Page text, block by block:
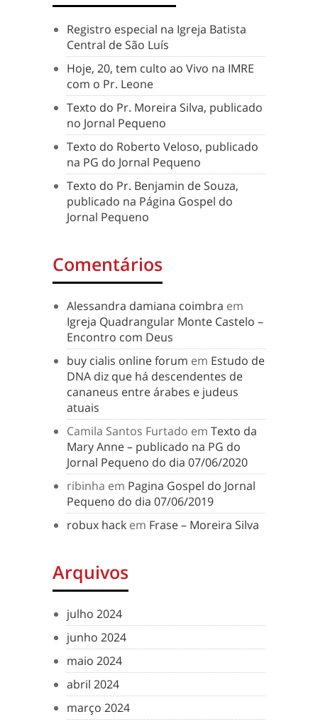
Registro especial na Igreja Batista
Central de São Luís
Hoje, 20, tem culto ao Vivo na IMRE
com o Pr. Leone
Texto do Pr. Moreira Silva, publicado
no Jornal Pequeno
Texto do Roberto Veloso, publicado
na PG do Jornal Pequeno
Texto do Pr. Benjamin de Souza,
publicado na Página Gospel do
Jornal Pequeno
Comentários
Alessandra damiana coimbra em
Igreja Quadrangular Monte Castelo –
Encontro com Deus
buy cialis online forum em Estudo de
DNA diz que há descendentes de
cananeus entre árabes e judeus
atuais
Camila Santos Furtado em Texto da
Mary Anne – publicado na PG do
Jornal Pequeno do dia 07/06/2020
ribinha em Pagina Gospel do Jornal
Pequeno do dia 07/06/2019
robux hack em Frase – Moreira Silva
Arquivos
julho 2024
junho 2024
maio 2024
abril 2024
março 2024